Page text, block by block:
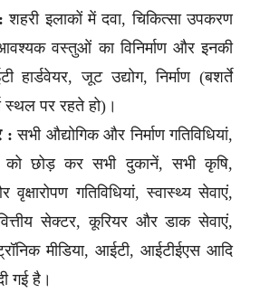
शहरी इलाकों में दवा, चिकित्सा उपकरण
वस्तुओं का विनिर्माण और इनकी
हार्डवेयर, जूट उद्योग, निर्माण (बशर्ते
स्थल पर रहते हो)।
: सभी औद्योगिक और निर्माण गतिविधियां,
को छोड़ कर सभी दुकानें, सभी कृषि,
गतिविधियां, स्वास्थ्य सेवाएं,
सेक्टर, कूरियर और डाक सेवाएं,
मीडिया, आईटी, आईटीईएस आदि
गई है।